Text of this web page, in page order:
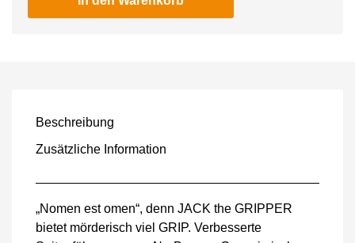
GRIPPER
Beschreibung
Zusätzliche Information
„Nomen est omen“, denn JACK the GRIPPER
bietet mörderisch viel GRIP. Verbesserte